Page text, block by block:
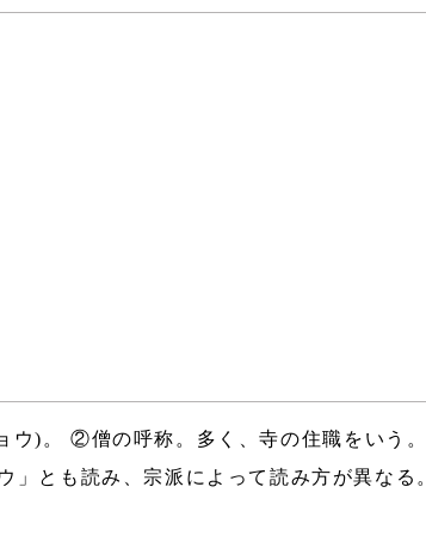
)。 ②僧の呼称。多く、寺の住職をいう。
とも読み、宗派によって読み方が異なる